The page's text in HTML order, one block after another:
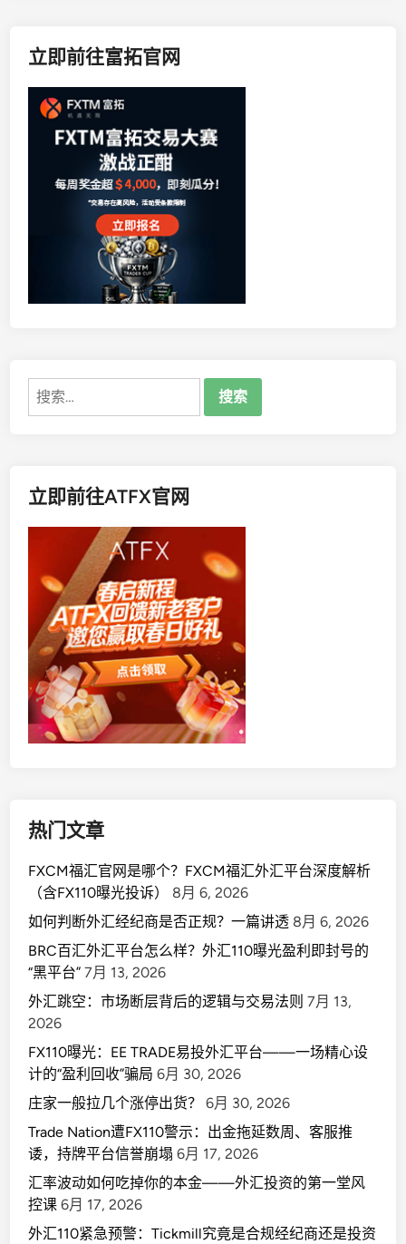
立即前往富拓官网
搜
索：
立即前往ATFX官网
热门文章
FXCM福汇官网是哪个？FXCM福汇外汇平台深度解析
（含FX110曝光投诉）
8月 6, 2026
如何判断外汇经纪商是否正规？一篇讲透 8月 6, 2026
BRC百汇外汇平台怎么样？外汇110曝光盈利即封号的
“黑平台” 7月 13, 2026
外汇跳空：市场断层背后的逻辑与交易法则 7月 13,
2026
FX110曝光：EE TRADE易投外汇平台——一场精心设
计的“盈利回收”骗局 6月 30, 2026
庄家一般拉几个涨停出货？
6月 30, 2026
Trade Nation遭FX110警示：出金拖延数周、客服推
诿，持牌平台信誉崩塌 6月 17, 2026
汇率波动如何吃掉你的本金——外汇投资的第一堂风
控课 6月 17, 2026
外汇110紧急预警：Tickmill究竟是合规经纪商还是投资